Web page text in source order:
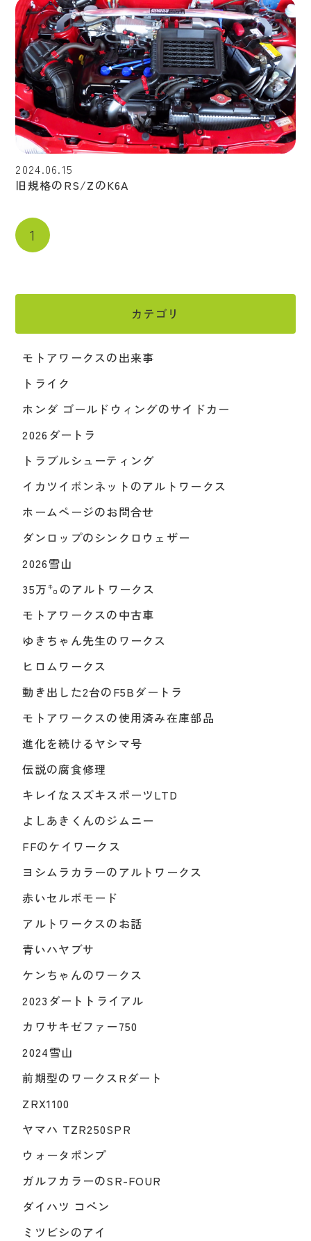
2024.06.15
旧規格のRS/ZのK6A
1
カテゴリ
モトアワークスの出来事
トライク
ホンダ ゴールドウィングのサイドカー
2026ダートラ
トラブルシューティング
イカツイボンネットのアルトワークス
ホームページのお問合せ
ダンロップのシンクロウェザー
2026雪山
35万㌔のアルトワークス
モトアワークスの中古車
ゆきちゃん先生のワークス
ヒロムワークス
動き出した2台のF5Bダートラ
モトアワークスの使用済み在庫部品
進化を続けるヤシマ号
伝説の腐食修理
キレイなスズキスポーツLTD
よしあきくんのジムニー
FFのケイワークス
ヨシムラカラーのアルトワークス
赤いセルボモード
アルトワークスのお話
青いハヤブサ
ケンちゃんのワークス
2023ダートトライアル
カワサキゼファー750
2024雪山
前期型のワークスRダート
ZRX1100
ヤマハ TZR250SPR
ウォータポンプ
ガルフカラーのSR-FOUR
ダイハツ コペン
ミツビシのアイ